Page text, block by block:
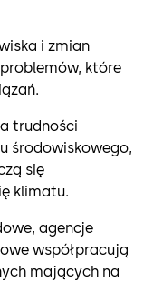
i zmian
które
trudności
środowiskowego,
się
klimatu.
agencje
współpracują
mających na